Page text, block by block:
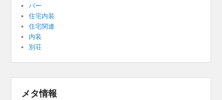
バー
住宅内装
住宅関連
内装
別荘
メタ情報